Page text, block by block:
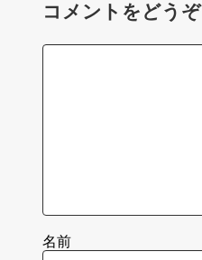
コメントをどうぞ
名前